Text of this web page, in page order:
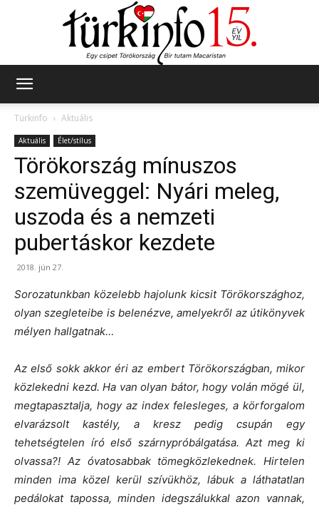
Türkinfo
Aktuális
Aktuális Élet/stílus
Törökország mínuszos
szemüveggel: Nyári meleg,
uszoda és a nemzeti
pubertáskor kezdete
2018. jún 27.
Sorozatunkban közelebb hajolunk kicsit Törökországhoz,
olyan szegleteibe is belenézve, amelyekről az útikönyvek
mélyen hallgatnak…
Az első sokk akkor éri az embert Törökországban, mikor
közlekedni kezd. Ha van olyan bátor, hogy volán mögé ül,
megtapasztalja, hogy az index felesleges, a körforgalom
elvarázsolt kastély, a kresz pedig csupán egy
tehetségtelen író első szárnypróbálgatása. Azt meg ki
olvassa?! Az óvatosabbak tömegközlekednek. Hirtelen
minden ima közel kerül szívükhöz, lábuk a láthatatlan
pedálokat tapossa, minden idegszálukkal azon vannak,